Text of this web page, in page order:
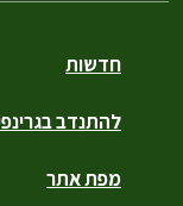
חדשות
להתנדב
מפת אתר